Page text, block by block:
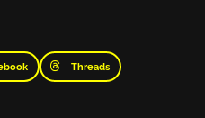
Threads